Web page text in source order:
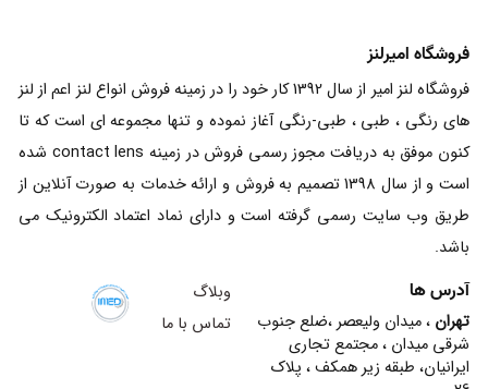
فروشگاه امیرلنز
فروشگاه لنز امیر از سال 1392 کار خود را در زمینه فروش انواع لنز اعم از لنز
های رنگی ، طبی ، طبی-رنگی آغاز نموده و تنها مجموعه ای است که تا
کنون موفق به دریافت مجوز رسمی فروش در زمینه contact lens شده
است و از سال 1398 تصمیم به فروش و ارائه خدمات به صورت آنلاین از
طریق وب سایت رسمی گرفته است و دارای نماد اعتماد الکترونیک می
باشد.
آدرس ها
تهران ، میدان ولیعصر ،ضلع جنوب
شرقی میدان ، مجتمع تجاری
ایرانیان، طبقه زیر همکف ، پلاک
وبلاگ
تماس با ما